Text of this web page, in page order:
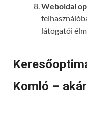
Weboldal
látogatói
Komló –